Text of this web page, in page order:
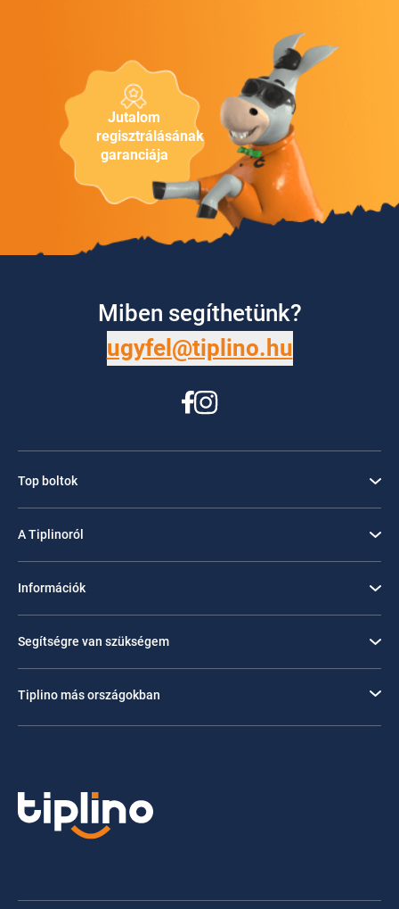
Jutalom
regisztrálásának
garanciája
Miben segíthetünk?
ugyfel@tiplino.hu
Top boltok
A Tiplinoról
Információk
Segítségre van szükségem
Tiplino más országokban